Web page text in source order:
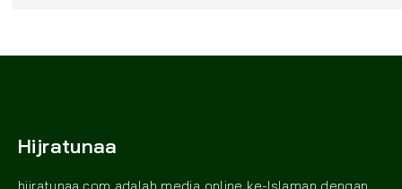
Hijratunaa
hijratunaa.com adalah media online ke-Islaman dengan